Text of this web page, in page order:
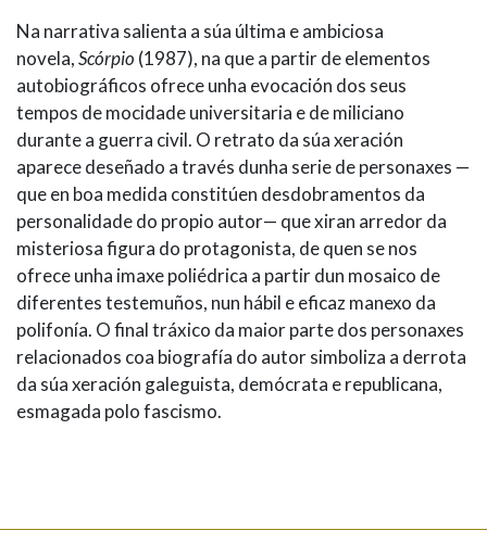
Na narrativa salienta a súa última e ambiciosa
novela,Scórpio (1987), na que a partir de elementos
autobiográficos ofrece unha evocación dos seus
tempos de mocidade universitaria e de miliciano
durante a guerra civil. O retrato da súa xeración
aparece deseñado a través dunha serie de personaxes —
que en boa medida constitúen desdobramentos da
personalidade do propio autor— que xiran arredor da
misteriosa figura do protagonista, de quen se nos
ofrece unha imaxe poliédrica a partir dun mosaico de
diferentes testemuños, nun hábil e eficaz manexo da
polifonía. O final tráxico da maior parte dos personaxes
relacionados coa biografía do autor simboliza a derrota
da súa xeración galeguista, demócrata e republicana,
esmagada polo fascismo.